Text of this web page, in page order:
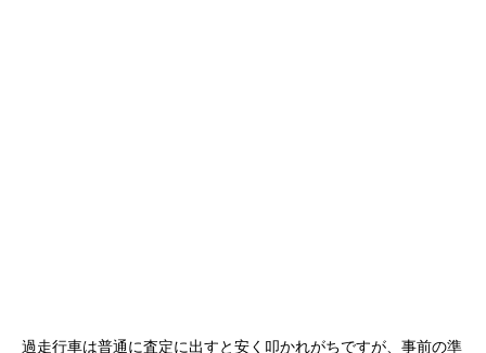
過走行車は普通に査定に出すと安く叩かれがちですが、事前の準